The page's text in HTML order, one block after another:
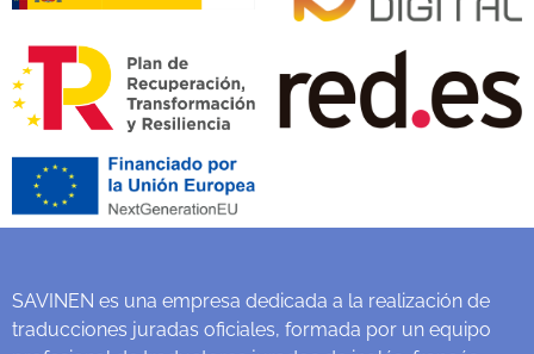
SAVINEN es una empresa dedicada a la realización de
traducciones juradas oficiales, formada por un equipo